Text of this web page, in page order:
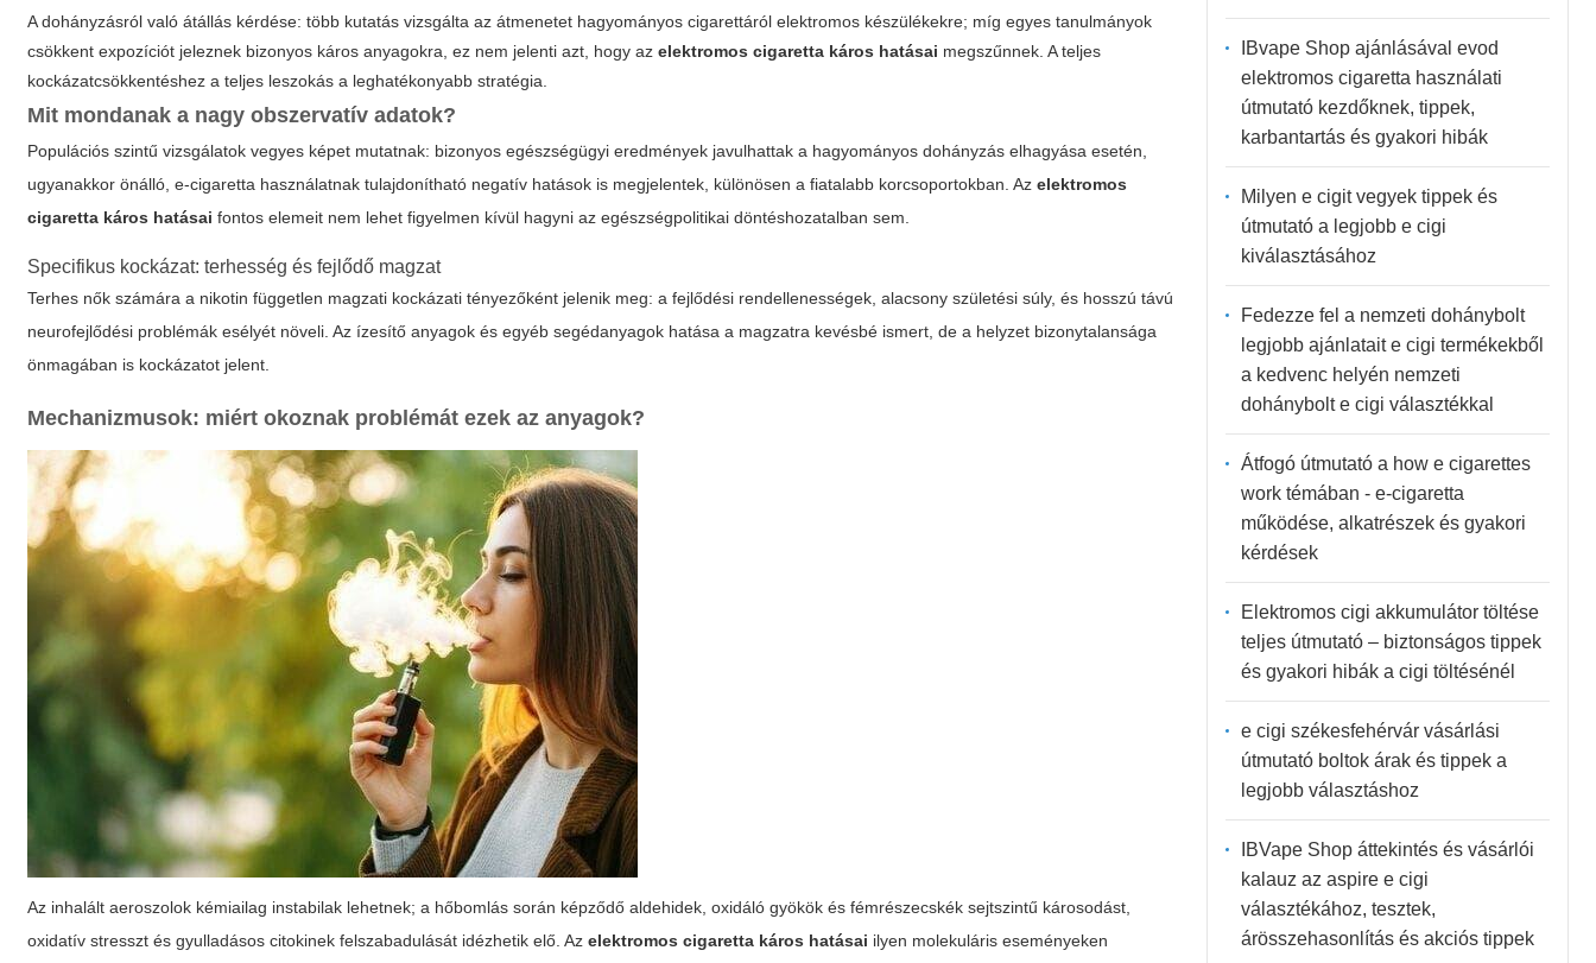
A dohányzásról való átállás kérdése: több kutatás vizsgálta az átmenetet hagyományos cigarettáról elektromos készülékekre; míg egyes tanulmányok
csökkent expozíciót jeleznek bizonyos káros anyagokra, ez nem jelenti azt, hogy azelektromos cigaretta káros hatásai megszűnnek. A teljes
kockázatcsökkentéshez a teljes leszokás a leghatékonyabb stratégia.
Mit mondanak a nagy obszervatív adatok?
Populációs szintű vizsgálatok vegyes képet mutatnak: bizonyos egészségügyi eredmények javulhattak a hagyományos dohányzás elhagyása esetén,
ugyanakkor önálló, e-cigaretta használatnak tulajdonítható negatív hatások is megjelentek, különösen a fiatalabb korcsoportokban. Azelektromos
cigaretta káros hatásai fontos elemeit nem lehet figyelmen kívül hagyni az egészségpolitikai döntéshozatalban sem.
Specifikus kockázat: terhesség és fejlődő magzat
Terhes nők számára a nikotin független magzati kockázati tényezőként jelenik meg: a fejlődési rendellenességek, alacsony születési súly, és hosszú távú
neurofejlődési problémák esélyét növeli. Az ízesítő anyagok és egyéb segédanyagok hatása a magzatra kevésbé ismert, de a helyzet bizonytalansága
önmagában is kockázatot jelent.
Mechanizmusok: miért okoznak problémát ezek az anyagok?
Az inhalált aeroszolok kémiailag instabilak lehetnek; a hőbomlás során képződő aldehidek, oxidáló gyökök és fémrészecskék sejtszintű károsodást,
oxidatív stresszt és gyulladásos citokinek felszabadulását idézhetik elő. Azelektromos cigaretta káros hatásai ilyen molekuláris eseményeken
IBvape Shop ajánlásával evod
elektromos cigaretta használati
útmutató kezdőknek, tippek,
karbantartás és gyakori hibák
Milyen e cigit vegyek tippek és
útmutató a legjobb e cigi
kiválasztásához
Fedezze fel a nemzeti dohánybolt
legjobb ajánlatait e cigi termékekből
a kedvenc helyén nemzeti
dohánybolt e cigi választékkal
Átfogó útmutató a how e cigarettes
work témában - e-cigaretta
működése, alkatrészek és gyakori
kérdések
Elektromos cigi akkumulátor töltése
teljes útmutató – biztonságos tippek
és gyakori hibák a cigi töltésénél
e cigi székesfehérvár vásárlási
útmutató boltok árak és tippek a
legjobb választáshoz
IBVape Shop áttekintés és vásárlói
kalauz az aspire e cigi
választékához, tesztek,
árösszehasonlítás és akciós tippek